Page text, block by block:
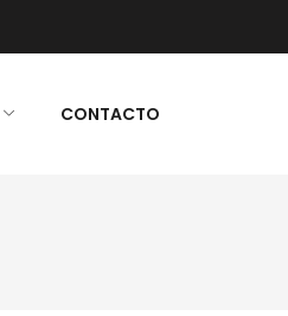
CONTACTO